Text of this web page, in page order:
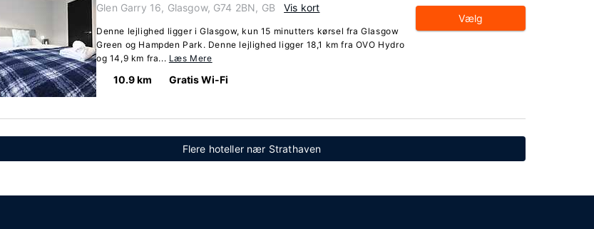
Glen Garry 16, Glasgow, G74 2BN, GB Vis kort
Denne lejlighed ligger i Glasgow, kun 15 minutters kørsel fra Glasgow
Green og Hampden Park. Denne lejlighed ligger 18,1 km fra OVO Hydro
og 14,9 km fra... Læs Mere
10.9 km Gratis Wi-Fi
Vælg
Flere hoteller nær Strathaven